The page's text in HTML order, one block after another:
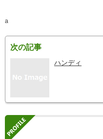
a
次の記事
ハンディ